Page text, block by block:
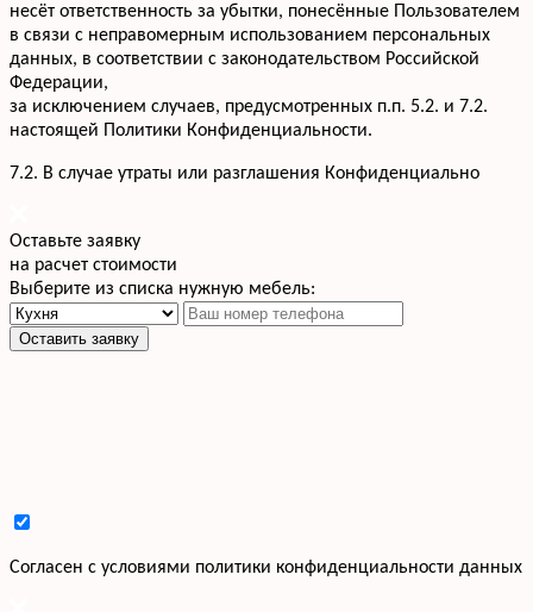
несёт ответственность за убытки, понесённые Пользователем
в связи с неправомерным использованием персональных
данных, в соответствии с законодательством Российской
Федерации,
за исключением случаев, предусмотренных п.п. 5.2. и 7.2.
настоящей Политики Конфиденциальности.
7.2. В случае утраты или разглашения Конфиденциально
Оставьте заявку
на расчет стоимости
Выберите из списка нужную мебель:
Оставить заявку
Cогласен с условиями политики конфиденциальности данных